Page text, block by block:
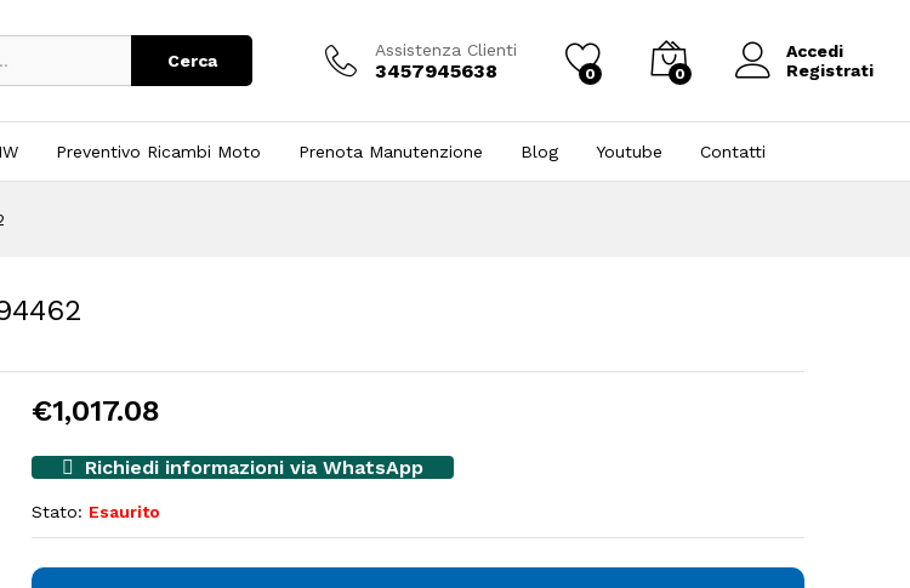
Cerca
Assistenza Clienti
3457945638 0 0
Accedi
Registrati
Preventivo Ricambi Moto Prenota Manutenzione Blog Youtube Contatti
€1,017.08
Richiedi informazioni via WhatsApp
Stato: Esaurito